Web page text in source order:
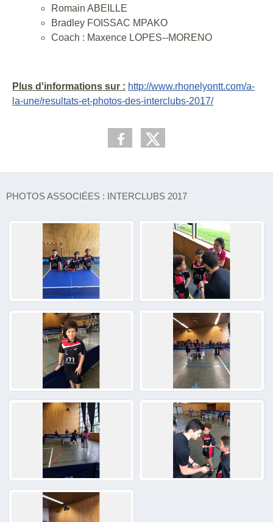
Romain ABEILLE
Bradley FOISSAC MPAKO
Coach : Maxence LOPES--MORENO
Plus d'informations sur : http://www.rhonelyontt.com/a-
la-une/resultats-et-photos-des-interclubs-2017/
PHOTOS ASSOCIÉES : INTERCLUBS 2017